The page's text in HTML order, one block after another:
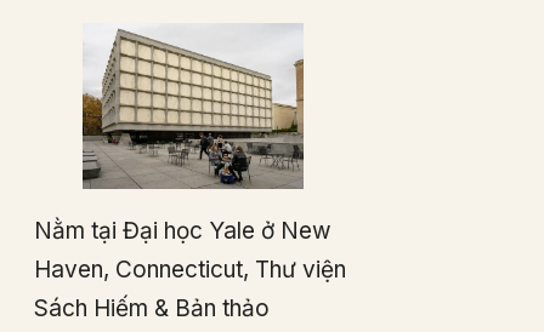
Nằm tại Đại học Yale ở New
Haven, Connecticut, Thư viện
Sách Hiếm & Bản thảo